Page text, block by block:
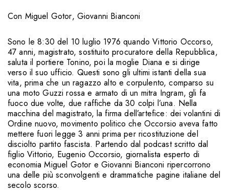
Con Miguel Gotor, Giovanni Bianconi
Sono le 8:30 del 10 luglio 1976 quando Vittorio Occorso,
47 anni, magistrato, sostituito procuratore della Repubblica,
saluta il portiere Tonino, poi la moglie Diana e si dirige
verso il suo ufficio. Questi sono gli ultimi istanti della sua
vita, prima che un ragazzo alto e corpulento, comparso su
una moto Guzzi rossa e armato di un mitra Ingram, gli fa
fuoco due volte, due raffiche da 30 colpi l’una. Nella
macchina del magistrato, la firma dell’artefice: dei volantini di
Ordine nuovo, movimento politico che Occorsio aveva fatto
mettere fuori legge 3 anni prima per ricostituzione del
disciolto partito fascista. Partendo dal podcast scritto dal
figlio Vittorio, Eugenio Occorsio, giornalista esperto di
economia Miguel Gotor e Giovanni Bianconi ripercorrono
una delle più sconvolgenti e drammatiche pagine italiane del
secolo scorso.